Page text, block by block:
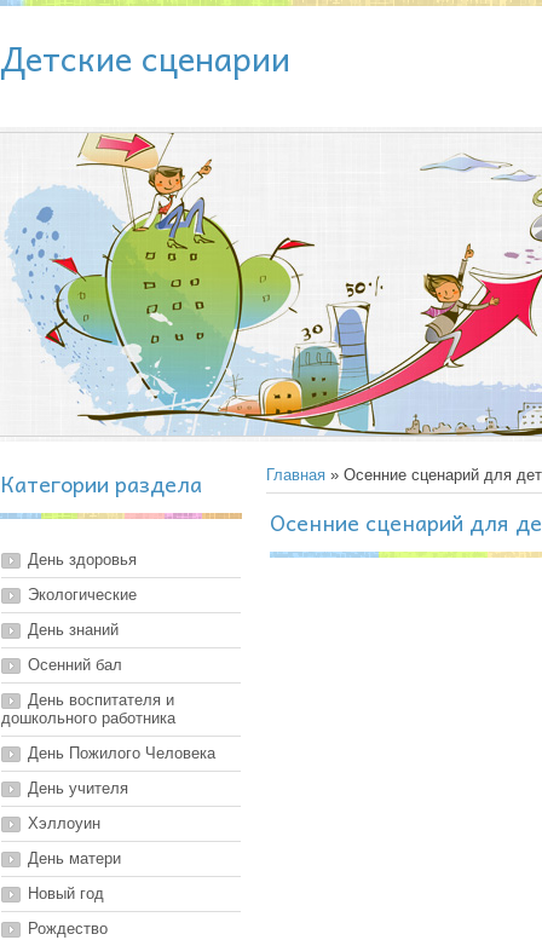
Детские сценарии
Категории раздела
День здоровья
Экологические
День знаний
Осенний бал
День воспитателя и
дошкольного работника
День Пожилого Человека
День учителя
Хэллоуин
День матери
Новый год
Рождество
Главная » Осенние сценарий для
Осенние сценарий для